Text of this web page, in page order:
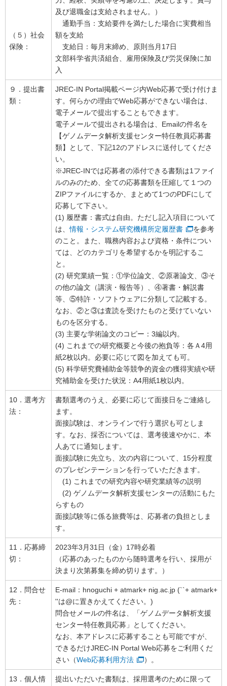
（５）社会
保険：
及び退職金は支給されません。）
通勤手当：支給要件を満たした場合に実費相当
額を支給
支給日：毎月末締め、原則当月17日
文部科学省共済組合、雇用保険及び労災保険に加
入
９．提出書
類：
JREC-IN Portal掲載ページ内Web応募で受け付けま
す。何らかの理由でWeb応募ができない場合は、
電子メールで提出することもできます。
電子メールで提出される場合は、Emailの件名を
【ゲノムデータ解析支援センター特任教員応募書
類】として、下記12のアドレスに送付してくださ
い。
※JREC-INでは応募者の添付できる書類は1ファイ
ルのみのため、全ての応募書類を圧縮して１つの
ZIPファイルにするか、まとめて1つのPDFにして
応募して下さい。
(1) 履歴書：書式は自由。ただし記入項目について
は、情報・システム研究機構所定履歴書
を参考
のこと。また、職務内容および資格・条件につい
ては、どのカテゴリを希望するかを明記するこ
と。
(2) 研究業績一覧：①学位論文、②原著論文、③そ
の他の論文（講演・報告等）、④著書・解説書
等、⑤特許・ソフトウェアに分類して記載する。
なお、②と③は査読を受けたものと受けていない
ものを区分する。
(3) 主要な学術論文のコピー：3編以内。
(4) これまでの研究概要と今後の抱負等：各Ａ4用
紙2枚以内。必要に応じて図を加えても可。
(5) 科学研究費補助金等競争的資金の獲得実績や研
究補助金を受けた状況：A4用紙1枚以内。
10．選考方
法：
書類選考のうえ、必要に応じて面接日をご連絡し
ます。
面接試験は、オンラインで行う選択も可としま
す。なお、採否については、選考後速やかに、本
人あてに通知します。
面接試験に先立ち、次の内容について、15分程度
のプレゼンテーションを行っていただきます。
(1) これまでの研究内容や研究業績等の説明
(2) ゲノムデータ解析支援センターの活動にもた
らすもの
面接試験等に係る旅費等は、応募者の負担としま
す。
11．応募締
切：
2023年3月31日（金）17時必着
（応募のあったものから随時選考を行い、採用が
決まり次第募集を締め切ります。）
12．問合せ
先：
E-mail：hnoguchi + atmark+ nig.ac.jp (``+ atmark+
''は@に置きかえてください。)
問合せメールの件名は、「ゲノムデータ解析支援
センター特任教員応募」としてください。
なお、本アドレスに応募することも可能ですが、
できるだけJREC-IN Portal Web応募をご利用くだ
さい（Web応募利用方法 ）。
13．個人情
提出いただいた書類は、採用選考のために限って